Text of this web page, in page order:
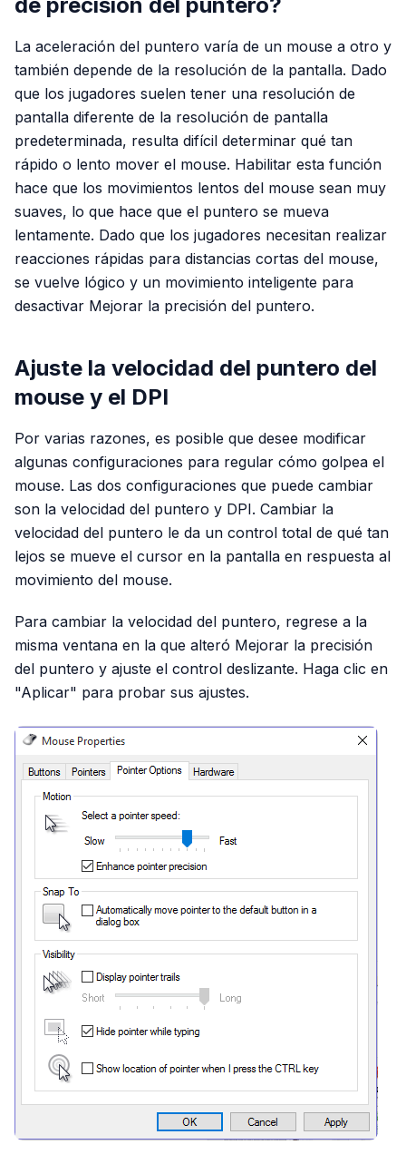
La aceleración del puntero varía de un mouse a otro y
también depende de la resolución de la pantalla. Dado
que los jugadores suelen tener una resolución de
pantalla diferente de la resolución de pantalla
predeterminada, resulta difícil determinar qué tan
rápido o lento mover el mouse. Habilitar esta función
hace que los movimientos lentos del mouse sean muy
suaves, lo que hace que el puntero se mueva
lentamente. Dado que los jugadores necesitan realizar
reacciones rápidas para distancias cortas del mouse,
se vuelve lógico y un movimiento inteligente para
desactivar Mejorar la precisión del puntero.
Ajuste la velocidad del puntero del
mouse y el DPI
Por varias razones, es posible que desee modificar
algunas configuraciones para regular cómo golpea el
mouse. Las dos configuraciones que puede cambiar
son la velocidad del puntero y DPI. Cambiar la
velocidad del puntero le da un control total de qué tan
lejos se mueve el cursor en la pantalla en respuesta al
movimiento del mouse.
Para cambiar la velocidad del puntero, regrese a la
misma ventana en la que alteró Mejorar la precisión
del puntero y ajuste el control deslizante. Haga clic en
"Aplicar" para probar sus ajustes.